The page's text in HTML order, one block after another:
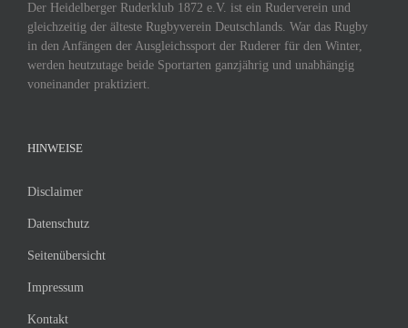
Der Heidelberger Ruderklub 1872 e.V. ist ein Ruderverein und
gleichzeitig der älteste Rugbyverein Deutschlands. War das Rugby
in den Anfängen der Ausgleichssport der Ruderer für den Winter,
werden heutzutage beide Sportarten ganzjährig und unabhängig
voneinander praktiziert.
HINWEISE
Disclaimer
Datenschutz
Seitenübersicht
Impressum
Kontakt